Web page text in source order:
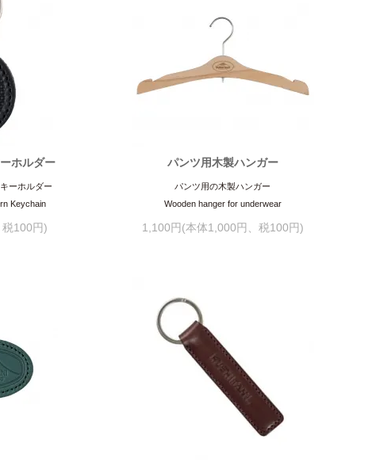
ホルダー
ーホルダー
Keychain
100円)
パンツ用木製ハンガー
パンツ用の木製ハンガー
Wooden hanger for underwear
1,100円(本体1,000円、税100円)